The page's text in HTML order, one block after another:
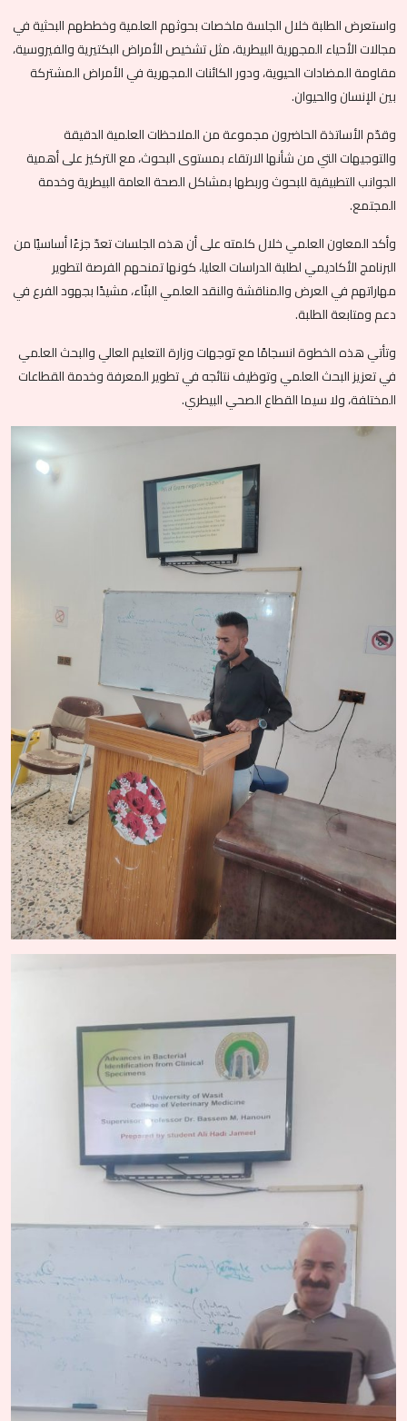
واستعرض الطلبة خلال الجلسة ملخصات بحوثهم العلمية وخططهم البحثية في
مجالات الأحياء المجهرية البيطرية، مثل تشخيص الأمراض البكتيرية والفيروسية،
مقاومة المضادات الحيوية، ودور الكائنات المجهرية في الأمراض المشتركة
بين الإنسان والحيوان.
وقدّم الأساتذة الحاضرون مجموعة من الملاحظات العلمية الدقيقة
والتوجيهات التي من شأنها الارتقاء بمستوى البحوث، مع التركيز على أهمية
الجوانب التطبيقية للبحوث وربطها بمشاكل الصحة العامة البيطرية وخدمة
المجتمع.
وأكد المعاون العلمي خلال كلمته على أن هذه الجلسات تعدّ جزءًا أساسيًا من
البرنامج الأكاديمي لطلبة الدراسات العليا، كونها تمنحهم الفرصة لتطوير
مهاراتهم في العرض والمناقشة والنقد العلمي البنّاء، مشيدًا بجهود الفرع في
دعم ومتابعة الطلبة.
وتأتي هذه الخطوة انسجامًا مع توجهات وزارة التعليم العالي والبحث العلمي
في تعزيز البحث العلمي وتوظيف نتائجه في تطوير المعرفة وخدمة القطاعات
المختلفة، ولا سيما القطاع الصحي البيطري.